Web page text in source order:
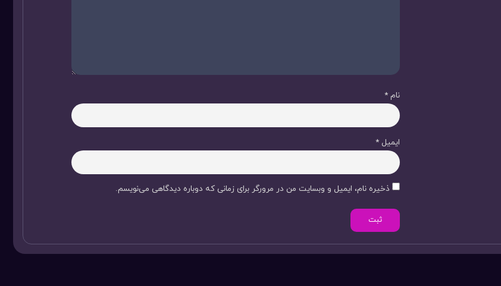
نام *
ایمیل *
ذخیره نام، ایمیل و وبسایت من در مرورگر برای زمانی که دوباره دیدگاهی می‌نویسم.